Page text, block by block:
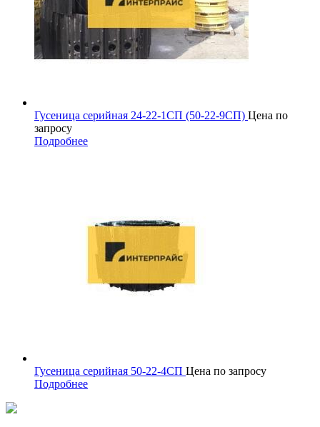
Гусеница серийная 24-22-1СП (50-22-9СП) Цена по
запросу
Подробнее
Гусеница серийная 50-22-4СП Цена по запросу
Подробнее